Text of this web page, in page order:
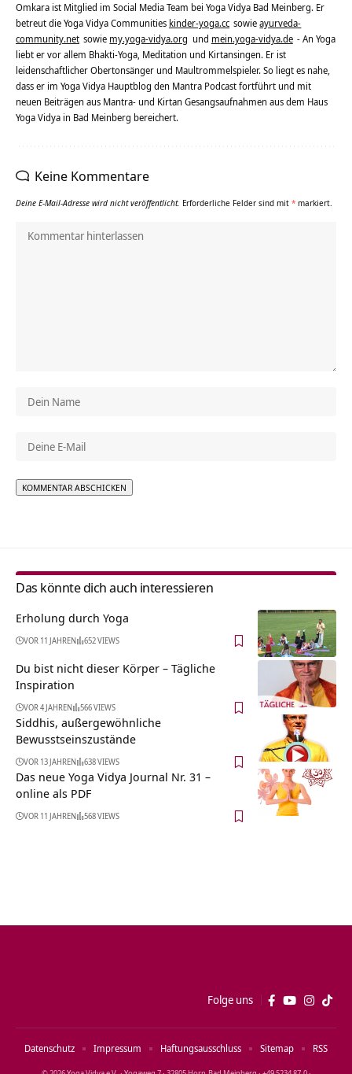
Omkara ist Mitglied im Social Media Team bei Yoga Vidya Bad Meinberg. Er
betreut die Yoga Vidya Communities kinder-yoga.cc sowieayurveda-
community.net sowie my.yoga-vidya.org und mein.yoga-vidya.de - An Yoga
liebt er vor allem Bhakti-Yoga, Meditation und Kirtansingen. Er ist
leidenschaftlicher Obertonsänger und Maultrommelspieler. So liegt es nahe,
dass er im Yoga Vidya Hauptblog den Mantra Podcast fortführt und mit
neuen Beiträgen aus Mantra- und Kirtan Gesangsaufnahmen aus dem Haus
Yoga Vidya in Bad Meinberg bereichert.
Keine Kommentare
Deine E-Mail-Adresse wird nicht veröffentlicht. Erforderliche Felder sind mit * markiert.
Das könnte dich auch interessieren
Erholung durch Yoga
VOR 11 JAHREN 652 VIEWS
Du bist nicht dieser Körper – Tägliche
Inspiration
VOR 4 JAHREN 566 VIEWS
Siddhis, außergewöhnliche
Bewusstseinszustände
VOR 13 JAHREN 638 VIEWS
Das neue Yoga Vidya Journal Nr. 31 –
online als PDF
VOR 11 JAHREN 568 VIEWS
Folge uns
Datenschutz Impressum Haftungsausschluss Sitemap RSS